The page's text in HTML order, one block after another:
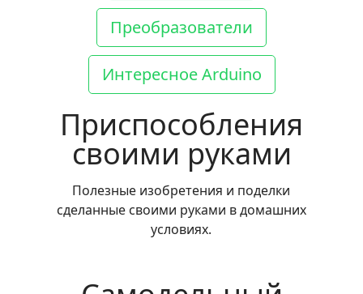
Преобразователи
Интересное Arduino
Приспособления
своими руками
Полезные изобретения и поделки
сделанные своими руками в домашних
условиях.